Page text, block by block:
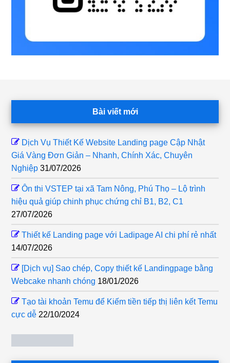
Bài viết mới
Dịch Vụ Thiết Kế Website Landing page Cập Nhật
Giá Vàng Đơn Giản – Nhanh, Chính Xác, Chuyên
Nghiệp 31/07/2026
Ôn thi VSTEP tại xã Tam Nông, Phú Thọ – Lộ trình
hiệu quả giúp chinh phục chứng chỉ B1, B2, C1
27/07/2026
Thiết kế Landing page với Ladipage AI chi phí rẻ nhất
14/07/2026
[Dịch vụ] Sao chép, Copy thiết kế Landingpage bằng
Webcake nhanh chóng 18/01/2026
Tạo tài khoản Temu để Kiếm tiền tiếp thị liên kết Temu
cực dễ 22/10/2024